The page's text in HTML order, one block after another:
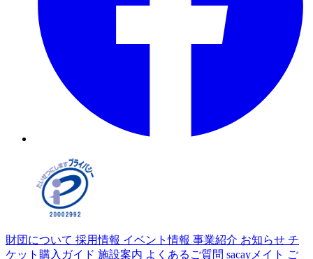
財団について 採用情報 イベント情報 事業紹介 お知らせ チ
ケット購入ガイド 施設案内 よくあるご質問 sacayメイト ご